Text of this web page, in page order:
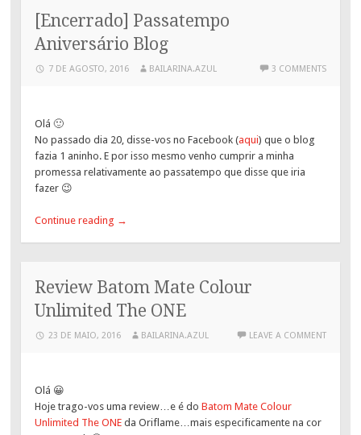
[Encerrado] Passatempo
Aniversário Blog
7 DE AGOSTO, 2016 BAILARINA.AZUL 3 COMMENTS
Olá 🙂
No passado dia 20, disse-vos no Facebook (aqui) que o blog
fazia 1 aninho. E por isso mesmo venho cumprir a minha
promessa relativamente ao passatempo que disse que iria
fazer 😉
Continue reading →
Review Batom Mate Colour
Unlimited The ONE
23 DE MAIO, 2016 BAILARINA.AZUL LEAVE A COMMENT
Olá 😀
Hoje trago-vos uma review…e é doBatom Mate Colour
Unlimited The ONE da Oriflame…mais especificamente na cor